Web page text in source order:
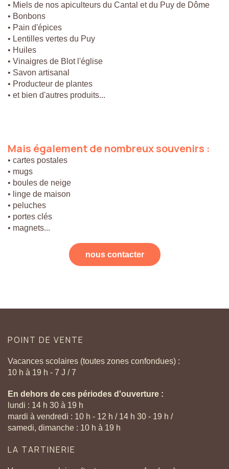
• Miels de nos apiculteurs du Cantal et du Puy de Dôme
• Bonbons
• Pain d'épices
• Lentilles vertes du Puy
• Huiles
• Vinaigres de Blot l'église
• Savon artisanal
• Producteur de plantes
• et bien d'autres produits...
Mais égalementdenombreuxsouvenirs :
• cartes postales
• mugs
• boules de neige
• linge de maison
• peluches
• portes clés
• magnets...
nous contacter
POINT DE VENTE
Vacances scolaires (toutes zones confondues) :
10 h à 19 h - 7 J / 7
En dehors de ces périodes d'ouverture :
lundi : 14 h 30 à 19 h
mardi à vendredi : 10 h - 12 h / 14 h 30 - 19 h /
samedi, dimanche : 10 h à 19 h
LA TARTINERIE